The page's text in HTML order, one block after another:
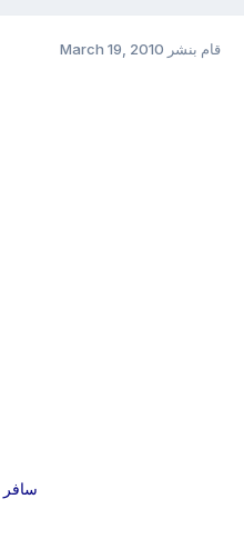
قام بنشر March 19, 2010
سافر